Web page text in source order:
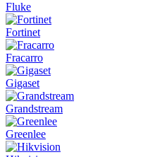
Fluke
Fortinet
Fracarro
Gigaset
Grandstream
Greenlee